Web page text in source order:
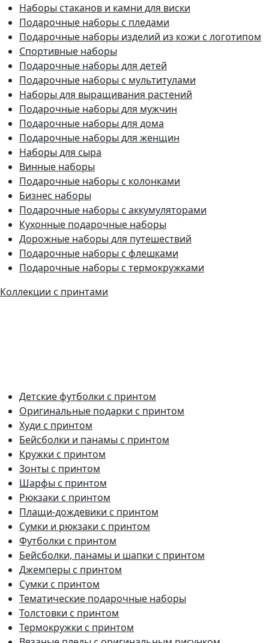
Наборы стаканов и камни для виски
Подарочные наборы с пледами
Подарочные наборы изделий из кожи с логотипом
Спортивные наборы
Подарочные наборы для детей
Подарочные наборы с мультитулами
Наборы для выращивания растений
Подарочные наборы для мужчин
Подарочные наборы для дома
Подарочные наборы для женщин
Наборы для сыра
Винные наборы
Подарочные наборы с колонками
Бизнес наборы
Подарочные наборы с аккумуляторами
Кухонные подарочные наборы
Дорожные наборы для путешествий
Подарочные наборы с флешками
Подарочные наборы с термокружками
Коллекции с принтами
Детские футболки с принтом
Оригинальные подарки с принтом
Худи с принтом
Бейсболки и панамы с принтом
Кружки с принтом
Зонты с принтом
Шарфы с принтом
Рюкзаки с принтом
Плащи-дождевики с принтом
Сумки и рюкзаки с принтом
Футболки с принтом
Бейсболки, панамы и шапки с принтом
Джемперы с принтом
Сумки с принтом
Тематические подарочные наборы
Толстовки с принтом
Термокружки с принтом